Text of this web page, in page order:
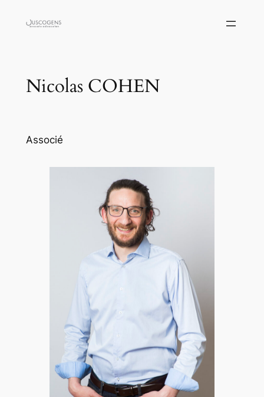
Nicolas COHEN
Associé